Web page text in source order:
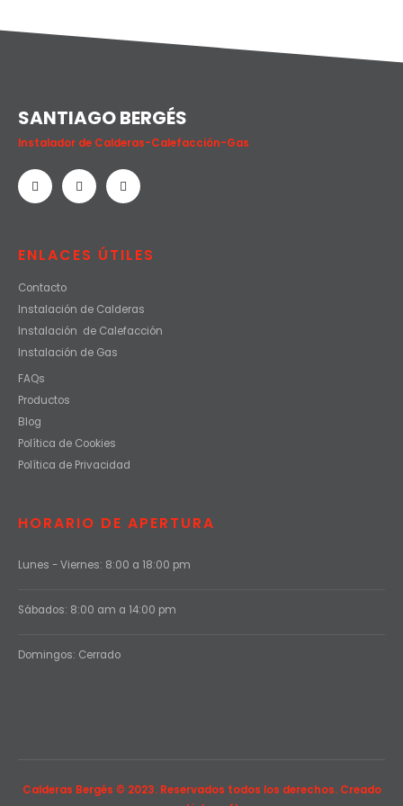
SANTIAGO BERGÉS
Instalador de Calderas-Calefacción-Gas
ENLACES ÚTILES
Contacto
Instalación de Calderas
Instalación de Calefacción
Instalación de Gas
FAQs
Productos
Blog
Política de Cookies
Política de Privacidad
HORARIO DE APERTURA
Lunes - Viernes: 8:00 a 18:00 pm
Sábados: 8:00 am a 14:00 pm
Domingos: Cerrado
Calderas Bergés © 2023. Reservados todos los derechos. Creado